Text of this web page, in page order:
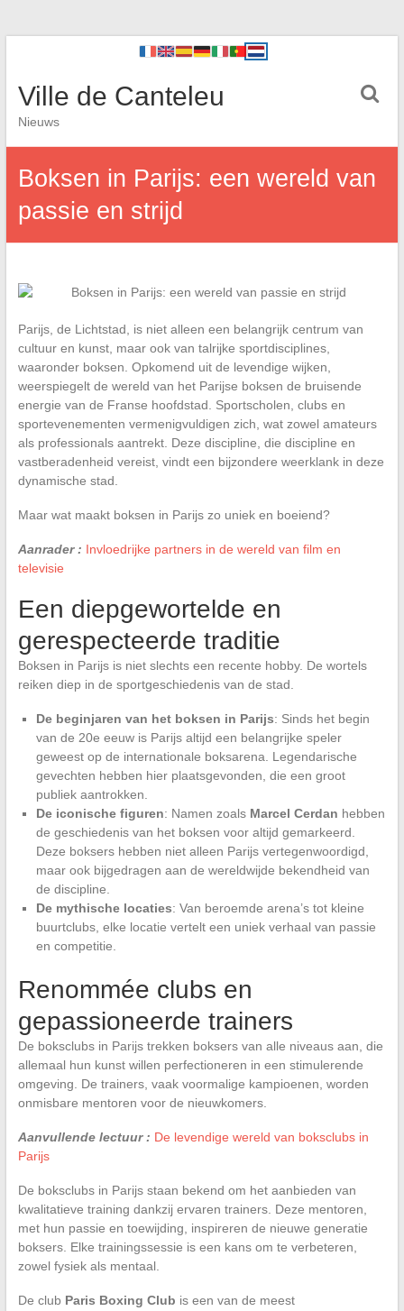
Ville de Canteleu
Nieuws
Boksen in Parijs: een wereld van
passie en strijd
Parijs, de Lichtstad, is niet alleen een belangrijk centrum van
cultuur en kunst, maar ook van talrijke sportdisciplines,
waaronder boksen. Opkomend uit de levendige wijken,
weerspiegelt de wereld van het Parijse boksen de bruisende
energie van de Franse hoofdstad. Sportscholen, clubs en
sportevenementen vermenigvuldigen zich, wat zowel amateurs
als professionals aantrekt. Deze discipline, die discipline en
vastberadenheid vereist, vindt een bijzondere weerklank in deze
dynamische stad.
Maar wat maakt boksen in Parijs zo uniek en boeiend?
Aanrader : Invloedrijke partners in de wereld van film en
televisie
Een diepgewortelde en
gerespecteerde traditie
Boksen in Parijs is niet slechts een recente hobby. De wortels
reiken diep in de sportgeschiedenis van de stad.
De beginjaren van het boksen in Parijs: Sinds het begin
van de 20e eeuw is Parijs altijd een belangrijke speler
geweest op de internationale boksarena. Legendarische
gevechten hebben hier plaatsgevonden, die een groot
publiek aantrokken.
De iconische figuren: Namen zoals Marcel Cerdan hebben
de geschiedenis van het boksen voor altijd gemarkeerd.
Deze boksers hebben niet alleen Parijs vertegenwoordigd,
maar ook bijgedragen aan de wereldwijde bekendheid van
de discipline.
De mythische locaties: Van beroemde arena’s tot kleine
buurtclubs, elke locatie vertelt een uniek verhaal van passie
en competitie.
Renommée clubs en
gepassioneerde trainers
De boksclubs in Parijs trekken boksers van alle niveaus aan, die
allemaal hun kunst willen perfectioneren in een stimulerende
omgeving. De trainers, vaak voormalige kampioenen, worden
onmisbare mentoren voor de nieuwkomers.
Aanvullende lectuur : De levendige wereld van boksclubs in
Parijs
De boksclubs in Parijs staan bekend om het aanbieden van
kwalitatieve training dankzij ervaren trainers. Deze mentoren,
met hun passie en toewijding, inspireren de nieuwe generatie
boksers. Elke trainingssessie is een kans om te verbeteren,
zowel fysiek als mentaal.
De club Paris Boxing Club is een van de meest